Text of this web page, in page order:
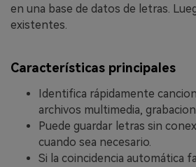
en una base de datos de letras.
existentes.
Características principales
Identifica rápidamente
archivos multimedia,
Puede guardar letras sin
cuando sea necesario.
Si la coincidencia automática